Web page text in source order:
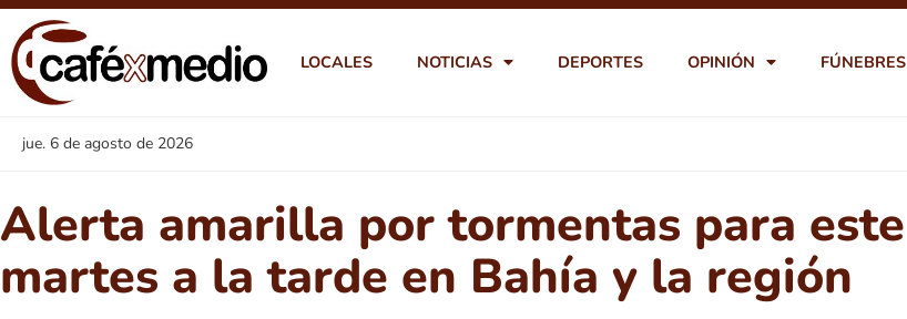
LOCALES NOTICIAS DEPORTES OPINIÓN FÚNEBRES
jue. 6 de agosto de 2026
Alerta amarilla por tormentas para este
martes a la tarde en Bahía y la región